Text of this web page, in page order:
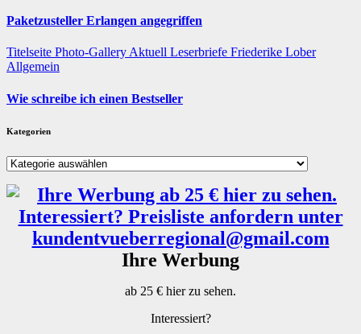
Paketzusteller Erlangen angegriffen
Titelseite Photo-Gallery Aktuell Leserbriefe Friederike Lober
Allgemein
Wie schreibe ich einen Bestseller
Kategorien
Kategorien
Ihre Werbung
ab 25 € hier zu sehen.
Interessiert?